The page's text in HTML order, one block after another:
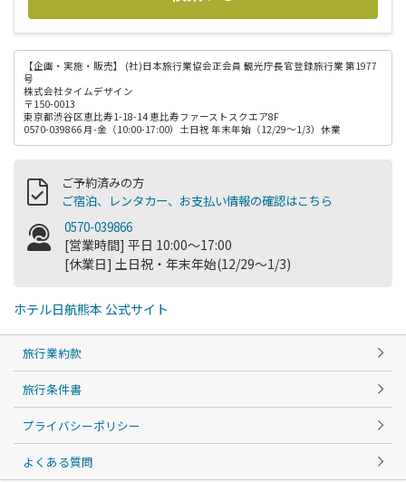
【企画・実施・販売】
(社)日本旅行業協会正会員 観光庁長官登録旅行業 第1977
号
株式会社タイムデザイン
〒150-0013
東京都渋谷区恵比寿1-18-14 恵比寿ファーストスクエア8F
0570-039866 月-金（10:00-17:00）土日祝 年末年始（12/29～1/3）休業
ご予約済みの方
ご宿泊、レンタカー、お支払い情報の確認はこちら
0570-039866
[営業時間] 平日 10:00～17:00
[休業日] 土日祝・年末年始(12/29～1/3)
ホテル日航熊本 公式サイト
旅行業約款
旅行条件書
プライバシーポリシー
よくある質問